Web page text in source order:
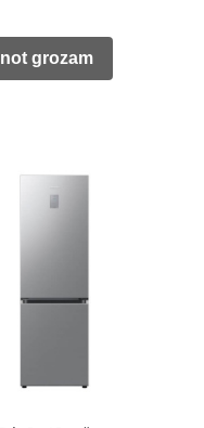
is:grozam